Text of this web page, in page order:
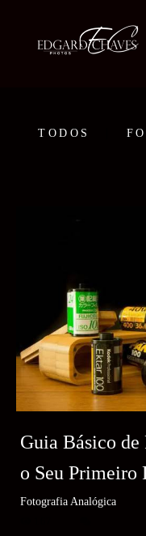
TODOS
Guia Básico
o Seu
Fotografia Analógica